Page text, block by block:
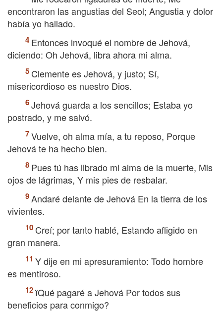
encontraron las angustias del Seol; Angustia y dolor
había yo hallado.
Entonces invoqué el nombre de Jehová,
diciendo: Oh Jehová, libra ahora mi alma.
Clemente es Jehová, y justo; Sí,
misericordioso es nuestro Dios.
Jehová guarda a los sencillos; Estaba yo
postrado, y me salvó.
Vuelve, oh alma mía, a tu reposo, Porque
Jehová te ha hecho bien.
Pues tú has librado mi alma de la muerte, Mis
ojos de lágrimas, Y mis pies de resbalar.
Andaré delante de Jehová En la tierra de los
vivientes.
Creí; por tanto hablé, Estando afligido en
gran manera.
Y dije en mi apresuramiento: Todo hombre
es mentiroso.
їQué pagaré a Jehová Por todos sus
beneficios para conmigo?